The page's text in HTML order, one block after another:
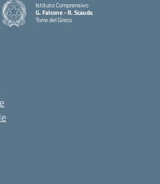
Istituto Comprensivo
G. Falcone - R. Scauda
Torre del Greco